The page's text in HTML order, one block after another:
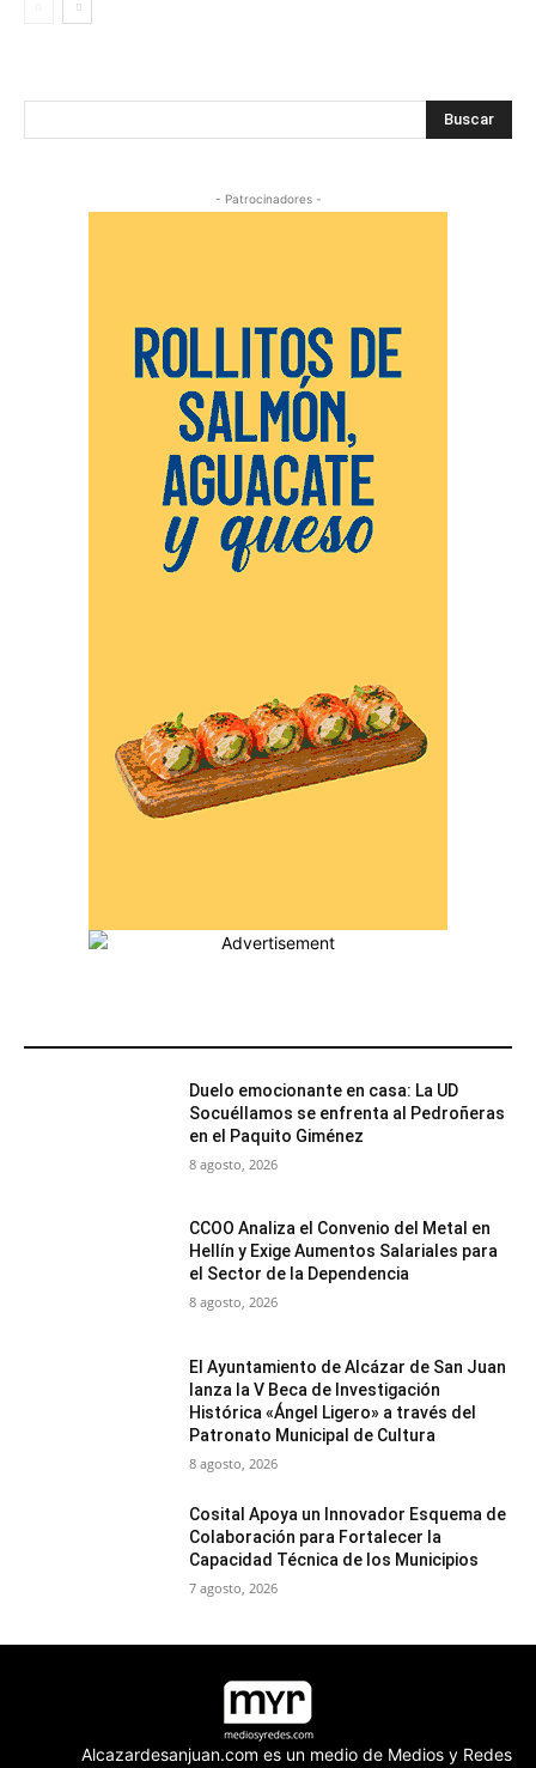
Buscar
- Patrocinadores -
Duelo emocionante en casa: La UD
Socuéllamos se enfrenta al Pedroñeras
en el Paquito Giménez
8 agosto, 2026
CCOO Analiza el Convenio del Metal en
Hellín y Exige Aumentos Salariales para
el Sector de la Dependencia
8 agosto, 2026
El Ayuntamiento de Alcázar de San Juan
lanza la V Beca de Investigación
Histórica «Ángel Ligero» a través del
Patronato Municipal de Cultura
8 agosto, 2026
Cosital Apoya un Innovador Esquema de
Colaboración para Fortalecer la
Capacidad Técnica de los Municipios
7 agosto, 2026
Alcazardesanjuan.com es un medio de Medios y Redes